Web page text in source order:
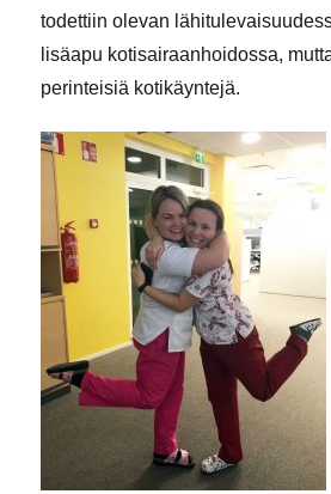
todettiin olevan
lisäapu kotisairaanhoidossa,
perinteisiä kotikäyntejä.